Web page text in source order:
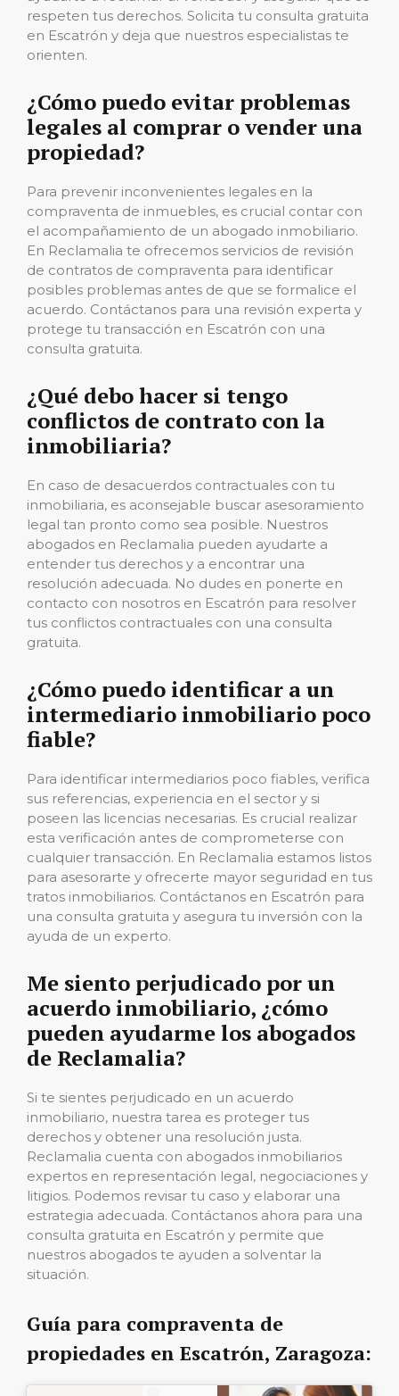
respeten tus derechos. Solicita tu consulta gratuita
en Escatrón y deja que nuestros especialistas te
orienten.
¿Cómo puedo evitar problemas
legales al comprar o vender una
propiedad?
Para prevenir inconvenientes legales en la
compraventa de inmuebles, es crucial contar con
el acompañamiento de un abogado inmobiliario.
En Reclamalia te ofrecemos servicios de revisión
de contratos de compraventa para identificar
posibles problemas antes de que se formalice el
acuerdo. Contáctanos para una revisión experta y
protege tu transacción en Escatrón con una
consulta gratuita.
¿Qué debo hacer si tengo
conflictos de contrato con la
inmobiliaria?
En caso de desacuerdos contractuales con tu
inmobiliaria, es aconsejable buscar asesoramiento
legal tan pronto como sea posible. Nuestros
abogados en Reclamalia pueden ayudarte a
entender tus derechos y a encontrar una
resolución adecuada. No dudes en ponerte en
contacto con nosotros en Escatrón para resolver
tus conflictos contractuales con una consulta
gratuita.
¿Cómo puedo identificar a un
intermediario inmobiliario poco
fiable?
Para identificar intermediarios poco fiables, verifica
sus referencias, experiencia en el sector y si
poseen las licencias necesarias. Es crucial realizar
esta verificación antes de comprometerse con
cualquier transacción. En Reclamalia estamos listos
para asesorarte y ofrecerte mayor seguridad en tus
tratos inmobiliarios. Contáctanos en Escatrón para
una consulta gratuita y asegura tu inversión con la
ayuda de un experto.
Me siento perjudicado por un
acuerdo inmobiliario, ¿cómo
pueden ayudarme los abogados
de Reclamalia?
Si te sientes perjudicado en un acuerdo
inmobiliario, nuestra tarea es proteger tus
derechos y obtener una resolución justa.
Reclamalia cuenta con abogados inmobiliarios
expertos en representación legal, negociaciones y
litigios. Podemos revisar tu caso y elaborar una
estrategia adecuada. Contáctanos ahora para una
consulta gratuita en Escatrón y permite que
nuestros abogados te ayuden a solventar la
situación.
Guía para compraventa de
propiedades en Escatrón, Zaragoza: